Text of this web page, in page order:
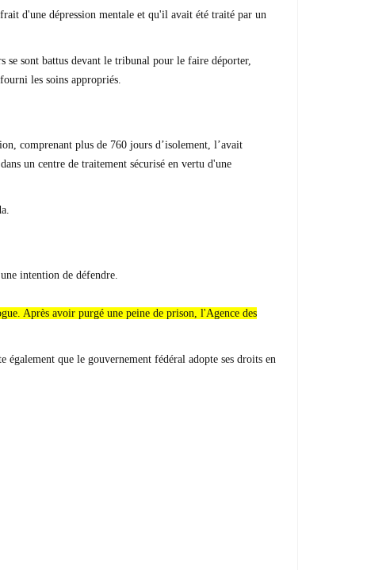
d'une dépression mentale et qu'il avait été traité par un
se sont battus devant le tribunal pour le faire déporter,
les soins appropriés.
comprenant plus de 760 jours d’isolement, l’avait
un centre de traitement sécurisé en vertu d'une
intention de défendre.
Après avoir purgé une peine de prison, l'Agence des
que le gouvernement fédéral adopte ses droits en